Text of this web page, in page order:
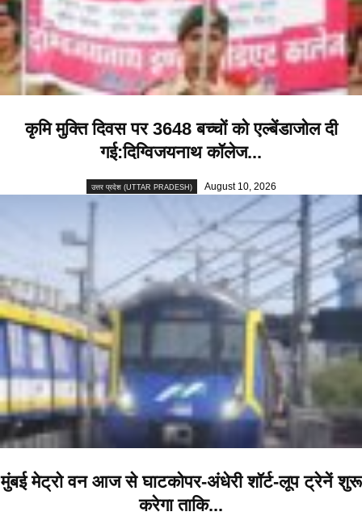
कृमि मुक्ति दिवस पर 3648 बच्चों को एल्बेंडाजोल दी
गई:दिग्विजयनाथ कॉलेज...
उत्तर प्रदेश (UTTAR PRADESH) August 10, 2026
मुंबई मेट्रो वन आज से घाटकोपर-अंधेरी शॉर्ट-लूप ट्रेनें शुरू
करेगा ताकि...